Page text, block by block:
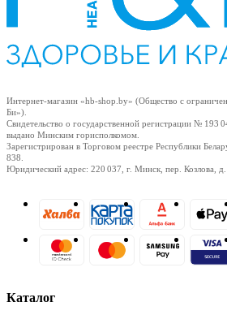
Интернет-магазин «hb-shop.by» (Общество с
Би»).
Свидетельство о государственной регистрации № 193
выдано Минским горисполкомом.
Зарегистрирован в Торговом реестре Республики
838.
Юридический адрес: 220 037, г. Минск, пер. Козлова,
Каталог